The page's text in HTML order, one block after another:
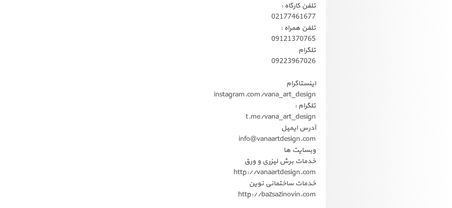
تلفن کارگاه :
02177461677
تلفن همراه :
09121370765
تلگرام
09223967026
اینستاگرام
instagram.com/vana_art_design
تلگرام :
t.me/vana_art_design
آدرس ایمیل
info@vanaartdesign.com
وبسایت ها
خدمات برش لیزری و ورق
http://vanaartdesign.com
خدمات ساختمانی نوین
http://bazsazinovin.com